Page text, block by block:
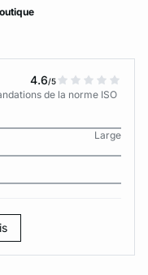
4.6/5
de la norme ISO
Large